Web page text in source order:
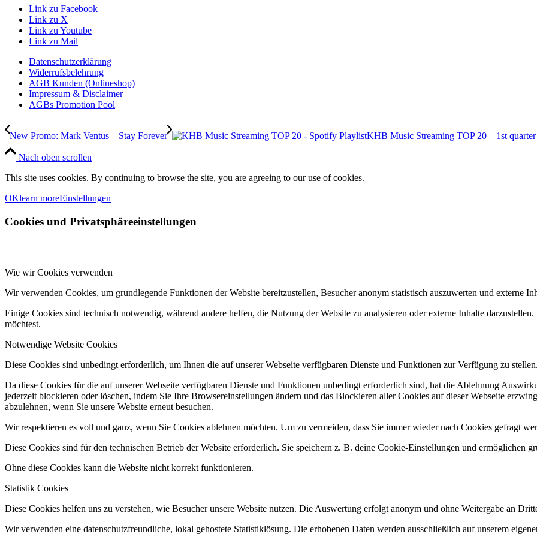
Link zu Facebook
Link zu X
Link zu Youtube
Link zu Mail
Datenschutzerklärung
Widerrufsbelehrung
AGB Kunden (Onlineshop)
Impressum & Disclaimer
AGBs Promotion Pool
New Promo: Mark Ventus – Stay Forever KHB Music Streaming TOP 20 – 1st
Nach oben scrollen
This site uses cookies. By continuing to browse the site, you are agreeing to our use of cookies.
OKlearn moreEinstellungen
Cookies und Privatsphäreeinstellungen
Wie wir Cookies verwenden
Wir verwenden Cookies, um grundlegende Funktionen der Website bereitzustellen, Besucher anonym statistisch auszuwerten und externe
Einige Cookies sind technisch notwendig, während andere helfen, die Nutzung der Website zu analysieren oder externe Inhalte
möchtest.
Notwendige Website Cookies
Diese Cookies sind unbedingt erforderlich, um Ihnen die auf unserer Webseite verfügbaren Dienste und Funktionen zur Verfügung zu
Da diese Cookies für die auf unserer Webseite verfügbaren Dienste und Funktionen unbedingt erforderlich sind, hat die Ablehnung
jederzeit blockieren oder löschen, indem Sie Ihre Browsereinstellungen ändern und das Blockieren aller Cookies auf dieser Webseite
abzulehnen, wenn Sie unsere Website erneut besuchen.
Wir respektieren es voll und ganz, wenn Sie Cookies ablehnen möchten. Um zu vermeiden, dass Sie immer wieder nach Cookies gefragt
Diese Cookies sind für den technischen Betrieb der Website erforderlich. Sie speichern z. B. deine Cookie-Einstellungen und ermöglichen
Ohne diese Cookies kann die Website nicht korrekt funktionieren.
Statistik Cookies
Diese Cookies helfen uns zu verstehen, wie Besucher unsere Website nutzen. Die Auswertung erfolgt anonym und ohne Weitergabe an
Wir verwenden eine datenschutzfreundliche, lokal gehostete Statistiklösung. Die erhobenen Daten werden ausschließlich auf unserem